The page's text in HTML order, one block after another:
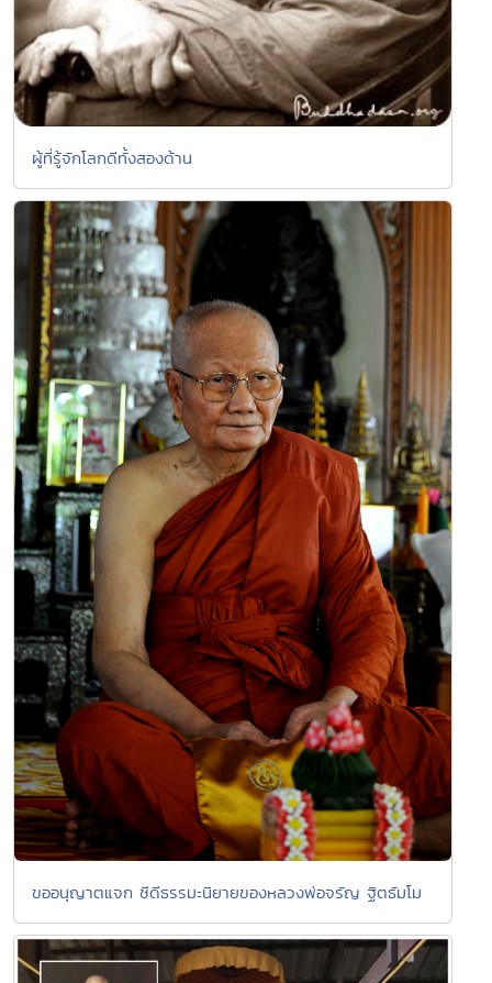
ผู้ที่รู้จักโลกดีทั้งสองด้าน
ขออนุญาตแจก ซีดีธรรมะนิยายของหลวงพ่อจรัญ ฐิตธัมโม